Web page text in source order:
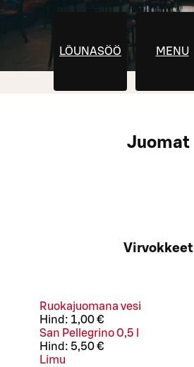
LÕUNASÖÖK MENU
Juomat
Virvokkeet
Ruokajuomana vesi
Hind: 1,00 €
San Pellegrino 0,5 l
Hind: 5,50 €
Limu